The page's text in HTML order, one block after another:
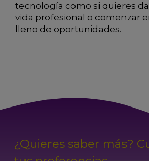
tecnología como si quieres
vida profesional o comenzar
lleno de oportunidades.
¿Quieres saber más?